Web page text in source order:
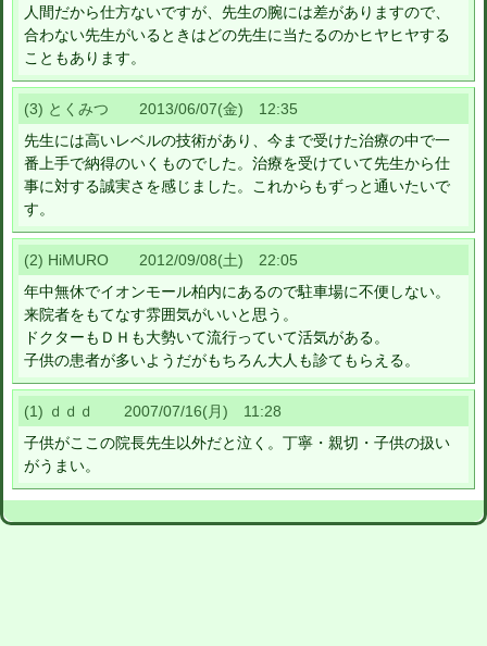
人間だから仕方ないですが、先生の腕には差がありますので、
合わない先生がいるときはどの先生に当たるのかヒヤヒヤする
こともあります。
(3) とくみつ 2013/06/07(金) 12:35
先生には高いレベルの技術があり、今まで受けた治療の中で一
番上手で納得のいくものでした。治療を受けていて先生から仕
事に対する誠実さを感じました。これからもずっと通いたいで
す。
(2) HiMURO 2012/09/08(土) 22:05
年中無休でイオンモール柏内にあるので駐車場に不便しない。
来院者をもてなす雰囲気がいいと思う。
ドクターもＤＨも大勢いて流行っていて活気がある。
子供の患者が多いようだがもちろん大人も診てもらえる。
(1) ｄｄｄ 2007/07/16(月) 11:28
子供がここの院長先生以外だと泣く。丁寧・親切・子供の扱い
がうまい。